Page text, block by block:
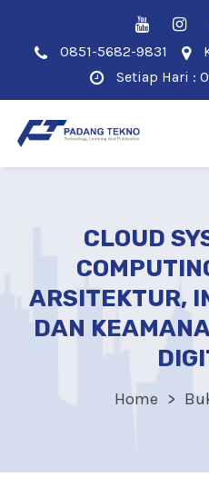
0851-5682-9831
Setiap Hari :
CLOUD
ARSITEKTUR,
DAN
Home